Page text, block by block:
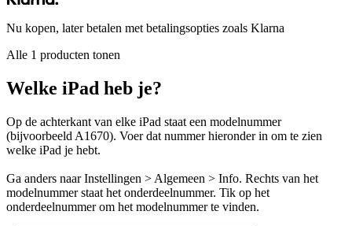
Nu kopen, later betalen met betalingsopties zoals Klarna
Alle 1 producten tonen
Welke iPad heb je?
Op de achterkant van elke iPad staat een modelnummer
(bijvoorbeeld A1670). Voer dat nummer hieronder in om te zien
welke iPad je hebt.
Ga anders naar Instellingen > Algemeen > Info. Rechts van het
modelnummer staat het onderdeelnummer. Tik op het
onderdeelnummer om het modelnummer te vinden.